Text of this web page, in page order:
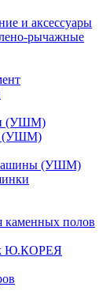
и аксессуары
рычажные
(УШМ)
(УШМ)
(УШМ)
каменных полов
Ю.КОРЕЯ